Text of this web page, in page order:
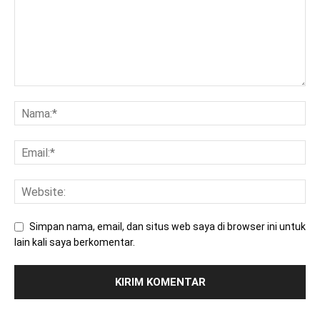
Simpan nama, email, dan situs web saya di browser ini untuk
lain kali saya berkomentar.